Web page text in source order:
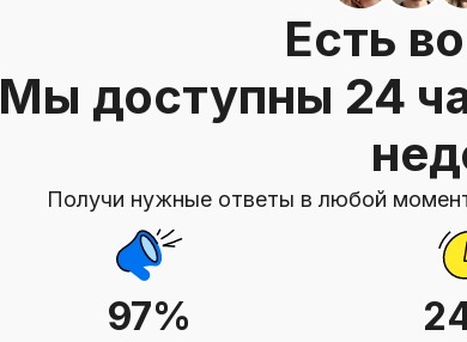
Есть
Мы доступны 24
Получи нужные ответы в любой
97%